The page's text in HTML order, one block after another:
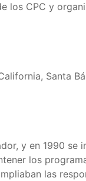
los CPC y
Santa
y en 1990
los
las